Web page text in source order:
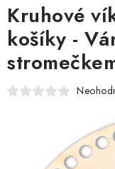
DOPLŇKY
TVOŘENÍ
Kruhové
košíky -